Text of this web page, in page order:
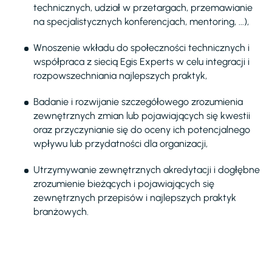
technicznych, udział w przetargach, przemawianie
na specjalistycznych konferencjach, mentoring, ...),
Wnoszenie wkładu do społeczności technicznych i
współpraca z siecią Egis Experts w celu integracji i
rozpowszechniania najlepszych praktyk,
Badanie i rozwijanie szczegółowego zrozumienia
zewnętrznych zmian lub pojawiających się kwestii
oraz przyczynianie się do oceny ich potencjalnego
wpływu lub przydatności dla organizacji,
Utrzymywanie zewnętrznych akredytacji i dogłębne
zrozumienie bieżących i pojawiających się
zewnętrznych przepisów i najlepszych praktyk
branżowych.